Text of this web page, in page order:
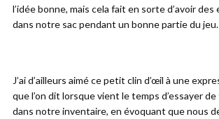
l’idée bonne, mais cela fait en sorte d’avoir des
dans notre sac pendant un bonne partie du jeu.
J’ai d’ailleurs aimé ce petit clin d’œil à une
que l’on dit lorsque vient le temps d’essayer
dans notre inventaire, en évoquant que nous